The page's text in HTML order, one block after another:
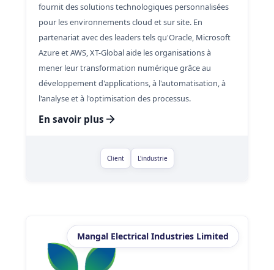
fournit des solutions technologiques personnalisées
pour les environnements cloud et sur site. En
partenariat avec des leaders tels qu'Oracle, Microsoft
Azure et AWS, XT-Global aide les organisations à
mener leur transformation numérique grâce au
développement d'applications, à l'automatisation, à
l'analyse et à l'optimisation des processus.
En savoir plus
Client L'industrie
Mangal Electrical Industries Limited